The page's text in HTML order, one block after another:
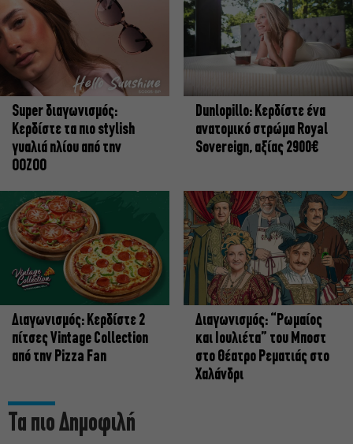
Super διαγωνισμός:
Κερδίστε τα πιο stylish
γυαλιά ηλίου από την
OOZOO
Dunlopillo: Κερδίστε ένα
ανατομικό στρώμα Royal
Sovereign, αξίας 2900€
Διαγωνισμός: Κερδίστε 2
πίτσες Vintage Collection
από την Pizza Fan
Διαγωνισμός: “Ρωμαίος
και Ιουλιέτα” του Μποστ
στο Θέατρο Ρεματιάς στο
Χαλάνδρι
Τα πιο Δημοφιλή